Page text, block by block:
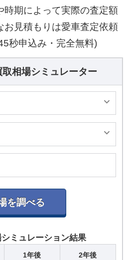
時期によって実際の査定額
お見積もりは愛車査定依頼
秒申込み・完全無料)
相場シミュレーター
ミュレーション結果
1年後 2年後